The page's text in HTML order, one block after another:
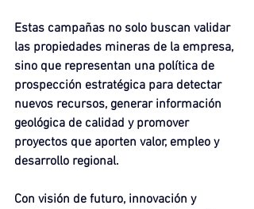
Estas campañas no solo buscan validar
las propiedades mineras de la empresa,
sino que representan una política de
prospección estratégica para detectar
nuevos recursos, generar información
geológica de calidad y promover
proyectos que aporten valor, empleo y
desarrollo regional.
Con visión de futuro, innovación y